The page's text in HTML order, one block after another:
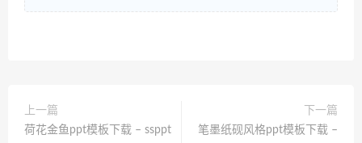
上一篇
荷花金鱼ppt模板下载 – ssppt
下一篇
笔墨纸砚风格ppt模板下载 –